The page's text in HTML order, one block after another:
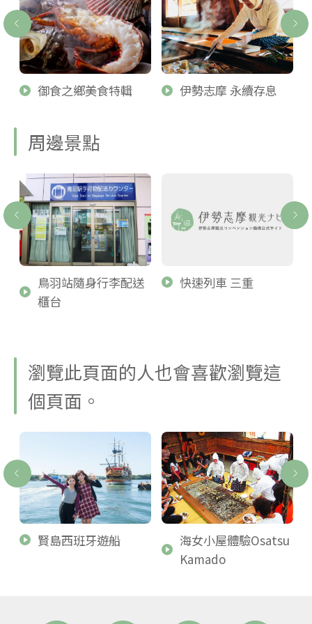
御食之鄉美食特輯 伊勢志摩 永續存息
周邊景點
鳥羽站隨身行李配送
櫃台
快速列車 三重
瀏覽此頁面的人也會喜歡瀏覽這
個頁面。
賢島西班牙遊船
海女小屋體驗Osatsu
Kamado